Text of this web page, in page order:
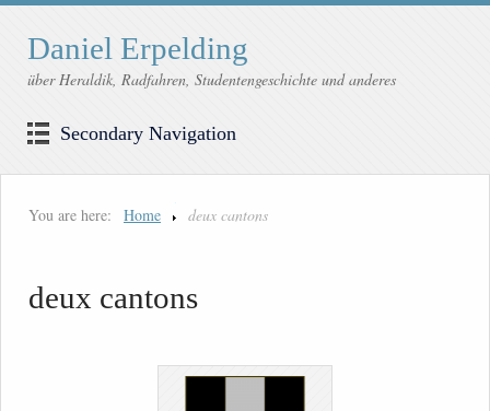
Daniel Erpelding
über Heraldik, Radfahren, Studentengeschichte und anderes
Secondary Navigation
You are here: Home deux cantons
deux cantons